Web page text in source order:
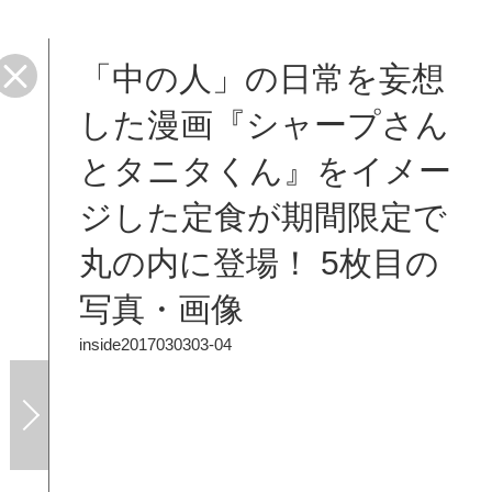
「中の人」の日常を妄想
した漫画『シャープさん
とタニタくん』をイメー
ジした定食が期間限定で
丸の内に登場！ 5枚目の
写真・画像
inside2017030303-04